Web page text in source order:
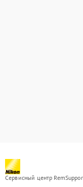
Сервисный центр